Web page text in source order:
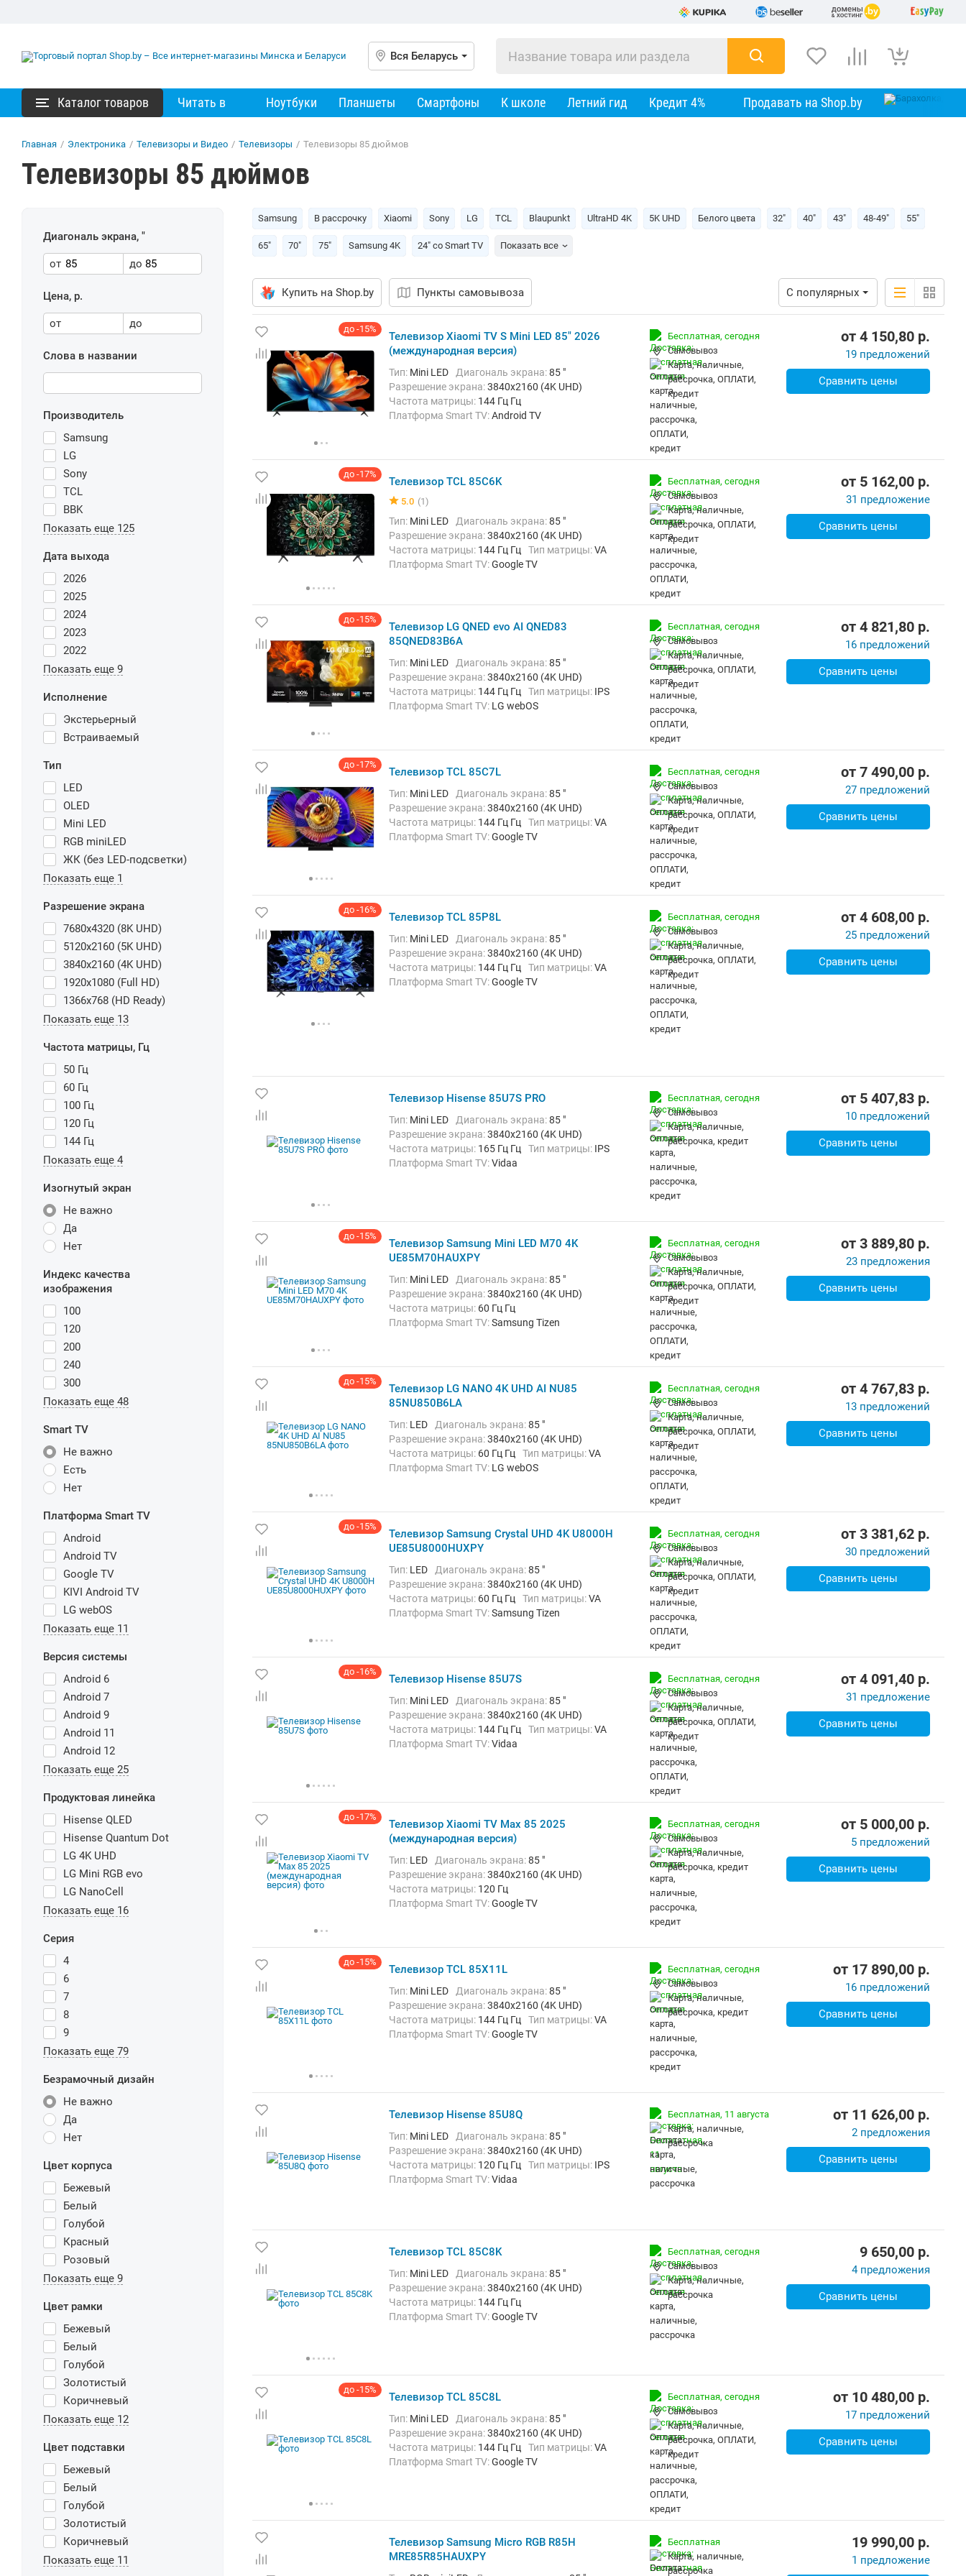
Вся Беларусь
Каталог товаров Читать в Ноутбуки Планшеты Смартфоны К школе Летний гид Кредит 4% Продавать на Shop.by
Главная / Электроника / Телевизоры и Видео / Телевизоры / Телевизоры 85 дюймов
Телевизоры 85 дюймов
Диагональ экрана, "
от до
Цена, р.
от до
Слова в названии
Производитель
Samsung
LG
Sony
TCL
BBK
Показать еще 125
Дата выхода
2026
2025
2024
2023
2022
Показать еще 9
Исполнение
Экстерьерный
Встраиваемый
Тип
LED
OLED
Mini LED
RGB miniLED
ЖК (без LED-подсветки)
Показать еще 1
Разрешение экрана
7680x4320 (8K UHD)
5120x2160 (5K UHD)
3840x2160 (4K UHD)
1920x1080 (Full HD)
1366x768 (HD Ready)
Показать еще 13
Частота матрицы, Гц
50 Гц
60 Гц
100 Гц
120 Гц
144 Гц
Показать еще 4
Изогнутый экран
Не важно
Да
Нет
Индекс качества
изображения
100
120
200
240
300
Показать еще 48
Smart TV
Не важно
Есть
Нет
Платформа Smart TV
Android
Android TV
Google TV
KIVI Android TV
LG webOS
Показать еще 11
Версия системы
Android 6
Android 7
Android 9
Android 11
Android 12
Показать еще 25
Продуктовая линейка
Hisense QLED
Hisense Quantum Dot
LG 4K UHD
LG Mini RGB evo
LG NanoCell
Показать еще 16
Серия
4
6
7
8
9
Показать еще 79
Безрамочный дизайн
Не важно
Да
Нет
Цвет корпуса
Бежевый
Белый
Голубой
Красный
Розовый
Показать еще 9
Цвет рамки
Бежевый
Белый
Голубой
Золотистый
Коричневый
Показать еще 12
Цвет подставки
Бежевый
Белый
Голубой
Золотистый
Коричневый
Показать еще 11
Samsung В рассрочку Xiaomi Sony LG TCL Blaupunkt UltraHD 4K 5K UHD Белого цвета 32" 40" 43" 48-49" 55"
65" 70" 75" Samsung 4K 24" со Smart TV Показать все
Купить на Shop.by Пункты самовывоза С популярных
до -15%
Телевизор Xiaomi TV S Mini LED 85" 2026
(международная версия)
Тип: Mini LED Диагональ экрана:85 "
Разрешение экрана:3840x2160 (4K UHD)
Частота матрицы: 144 Гц Гц
Платформа Smart TV:Android TV
Бесплатная, сегодня
Самовывоз
карта, наличные,
рассрочка, ОПЛАТИ,
кредит
от 4 150,80 p.
19 предложений
Сравнить цены
до -17%
Телевизор TCL 85C6K
5.0 (1)
Тип: Mini LED Диагональ экрана:85 "
Разрешение экрана:3840x2160 (4K UHD)
Частота матрицы: 144 Гц Гц Тип матрицы:VA
Платформа Smart TV:Google TV
Бесплатная, сегодня
Самовывоз
карта, наличные,
рассрочка, ОПЛАТИ,
кредит
от 5 162,00 p.
31 предложение
Сравнить цены
до -15%
Телевизор LG QNED evo AI QNED83
85QNED83B6A
Тип: Mini LED Диагональ экрана:85 "
Разрешение экрана:3840x2160 (4K UHD)
Частота матрицы: 144 Гц Гц Тип матрицы: IPS
Платформа Smart TV: LG webOS
Бесплатная, сегодня
Самовывоз
карта, наличные,
рассрочка, ОПЛАТИ,
кредит
от 4 821,80 p.
16 предложений
Сравнить цены
до -17%
Телевизор TCL 85C7L
Тип: Mini LED Диагональ экрана:85 "
Разрешение экрана:3840x2160 (4K UHD)
Частота матрицы: 144 Гц Гц Тип матрицы:VA
Платформа Smart TV:Google TV
Бесплатная, сегодня
Самовывоз
карта, наличные,
рассрочка, ОПЛАТИ,
кредит
от 7 490,00 p.
27 предложений
Сравнить цены
до -16%
Телевизор TCL 85P8L
Тип: Mini LED Диагональ экрана:85 "
Разрешение экрана:3840x2160 (4K UHD)
Частота матрицы: 144 Гц Гц Тип матрицы:VA
Платформа Smart TV:Google TV
Бесплатная, сегодня
Самовывоз
карта, наличные,
рассрочка, ОПЛАТИ,
кредит
от 4 608,00 p.
25 предложений
Сравнить цены
Телевизор Hisense 85U7S PRO
Тип: Mini LED Диагональ экрана:85 "
Разрешение экрана:3840x2160 (4K UHD)
Частота матрицы: 165 Гц Гц Тип матрицы: IPS
Платформа Smart TV:Vidaa
Бесплатная, сегодня
Самовывоз
карта, наличные,
рассрочка, кредит
от 5 407,83 p.
10 предложений
Сравнить цены
до -15%
Телевизор Samsung Mini LED M70 4K
UE85M70HAUXPY
Тип: Mini LED Диагональ экрана:85 "
Разрешение экрана:3840x2160 (4K UHD)
Частота матрицы: 60 Гц Гц
Платформа Smart TV:Samsung Tizen
Бесплатная, сегодня
Самовывоз
карта, наличные,
рассрочка, ОПЛАТИ,
кредит
от 3 889,80 p.
23 предложения
Сравнить цены
до -15%
Телевизор LG NANO 4K UHD AI NU85
85NU850B6LA
Тип: LED Диагональ экрана:85 "
Разрешение экрана:3840x2160 (4K UHD)
Частота матрицы: 60 Гц Гц Тип матрицы:VA
Платформа Smart TV: LG webOS
Бесплатная, сегодня
Самовывоз
карта, наличные,
рассрочка, ОПЛАТИ,
кредит
от 4 767,83 p.
13 предложений
Сравнить цены
до -15%
Телевизор Samsung Crystal UHD 4K U8000H
UE85U8000HUXPY
Тип: LED Диагональ экрана:85 "
Разрешение экрана:3840x2160 (4K UHD)
Частота матрицы: 60 Гц Гц Тип матрицы:VA
Платформа Smart TV:Samsung Tizen
Бесплатная, сегодня
Самовывоз
карта, наличные,
рассрочка, ОПЛАТИ,
кредит
от 3 381,62 p.
30 предложений
Сравнить цены
до -16%
Телевизор Hisense 85U7S
Тип: Mini LED Диагональ экрана:85 "
Разрешение экрана:3840x2160 (4K UHD)
Частота матрицы: 144 Гц Гц Тип матрицы:VA
Платформа Smart TV:Vidaa
Бесплатная, сегодня
Самовывоз
карта, наличные,
рассрочка, ОПЛАТИ,
кредит
от 4 091,40 p.
31 предложение
Сравнить цены
до -17%
Телевизор Xiaomi TV Max 85 2025
(международная версия)
Тип: LED Диагональ экрана:85 "
Разрешение экрана:3840x2160 (4K UHD)
Частота матрицы: 120 Гц
Платформа Smart TV:Google TV
Бесплатная, сегодня
Самовывоз
карта, наличные,
рассрочка, кредит
от 5 000,00 p.
5 предложений
Сравнить цены
до -15%
Телевизор TCL 85X11L
Тип: Mini LED Диагональ экрана:85 "
Разрешение экрана:3840x2160 (4K UHD)
Частота матрицы: 144 Гц Гц Тип матрицы:VA
Платформа Smart TV:Google TV
Бесплатная, сегодня
Самовывоз
карта, наличные,
рассрочка, кредит
от 17 890,00 p.
16 предложений
Сравнить цены
Телевизор Hisense 85U8Q
Тип: Mini LED Диагональ экрана:85 "
Разрешение экрана:3840x2160 (4K UHD)
Частота матрицы: 120 Гц Гц Тип матрицы: IPS
Платформа Smart TV:Vidaa
Бесплатная, 11 августа
карта, наличные,
рассрочка
от 11 626,00 p.
2 предложения
Сравнить цены
Телевизор TCL 85C8K
Тип: Mini LED Диагональ экрана:85 "
Разрешение экрана:3840x2160 (4K UHD)
Частота матрицы: 144 Гц Гц
Платформа Smart TV:Google TV
Бесплатная, сегодня
Самовывоз
карта, наличные,
рассрочка
9 650,00 p.
4 предложения
Сравнить цены
до -15%
Телевизор TCL 85C8L
Тип: Mini LED Диагональ экрана:85 "
Разрешение экрана:3840x2160 (4K UHD)
Частота матрицы: 144 Гц Гц Тип матрицы:VA
Платформа Smart TV:Google TV
Бесплатная, сегодня
Самовывоз
карта, наличные,
рассрочка, ОПЛАТИ,
кредит
от 10 480,00 p.
17 предложений
Сравнить цены
Телевизор Samsung Micro RGB R85H
MRE85R85HAUXPY
Бесплатная
карта, наличные,
рассрочка
19 990,00 p.
1 предложение